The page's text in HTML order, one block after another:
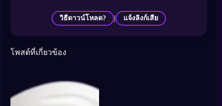
วิธีดาวน์โหลด? | แจ้งลิงก์เสีย
โพสต์ที่เกี่ยวข้อง